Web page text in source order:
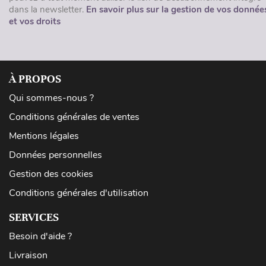
dans la newsletter. En savoir plus sur la gestion de vos
et vos droits
À PROPOS
Qui sommes-nous ?
Conditions générales de ventes
Mentions légales
Données personnelles
Gestion des cookies
Conditions générales d'utilisation
SERVICES
Besoin d'aide ?
Livraison